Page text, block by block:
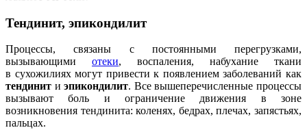
Тендинит, эпикондилит
Процессы, связаны с постоянными перегрузками,
вызывающими отеки, воспаления, набухание ткани
в сухожилиях могут привести к появлением заболеваний как
тендинит иэпикондилит. Все вышеперечисленные процессы
вызывают боль и ограничение движения в зоне
возникновения тендинита: коленях, бедрах, плечах, запястьях,
пальцах.